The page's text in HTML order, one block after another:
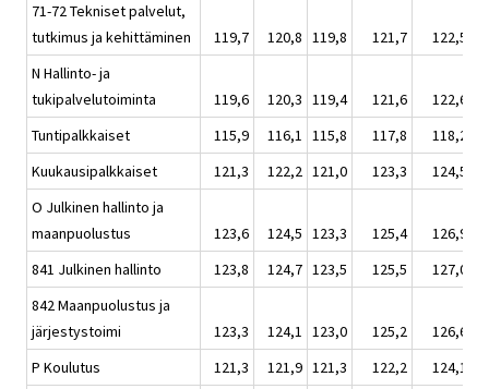
71-72 Tekniset palvelut,
tutkimus ja kehittäminen
119,7 120,8 119,8 121,7
122,5
N Hallinto- ja
tukipalvelutoiminta
119,6 120,3 119,4 121,6
122,6
Tuntipalkkaiset
115,9 116,1 115,8 117,8
118,2
Kuukausipalkkaiset
121,3 122,2 121,0 123,3
124,5
O Julkinen hallinto ja
maanpuolustus
123,6 124,5 123,3 125,4
126,9
841 Julkinen hallinto
123,8 124,7 123,5 125,5
127,0
842 Maanpuolustus ja
järjestystoimi
123,3 124,1 123,0 125,2
126,6
P Koulutus
121,3 121,9 121,3 122,2
124,1